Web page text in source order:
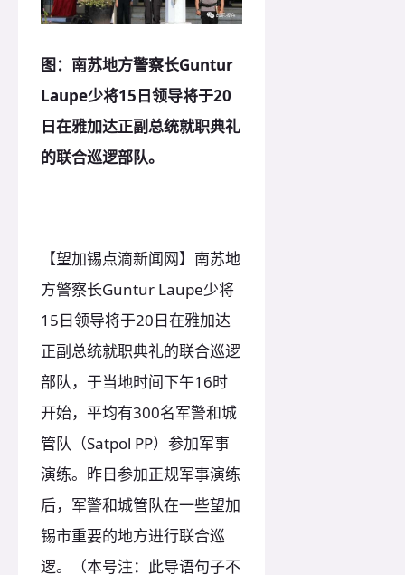
图：南苏地方警察长Guntur
Laupe少将15日领导将于20
日在雅加达正副总统就职典礼
的联合巡逻部队。
【望加锡点滴新闻网】南苏地
方警察长Guntur Laupe少将
15日领导将于20日在雅加达
正副总统就职典礼的联合巡逻
部队，于当地时间下午16时
开始，平均有300名军警和城
管队（Satpol PP）参加军事
演练。昨日参加正规军事演练
后，军警和城管队在一些望加
锡市重要的地方进行联合巡
逻。（本号注：此导语句子不